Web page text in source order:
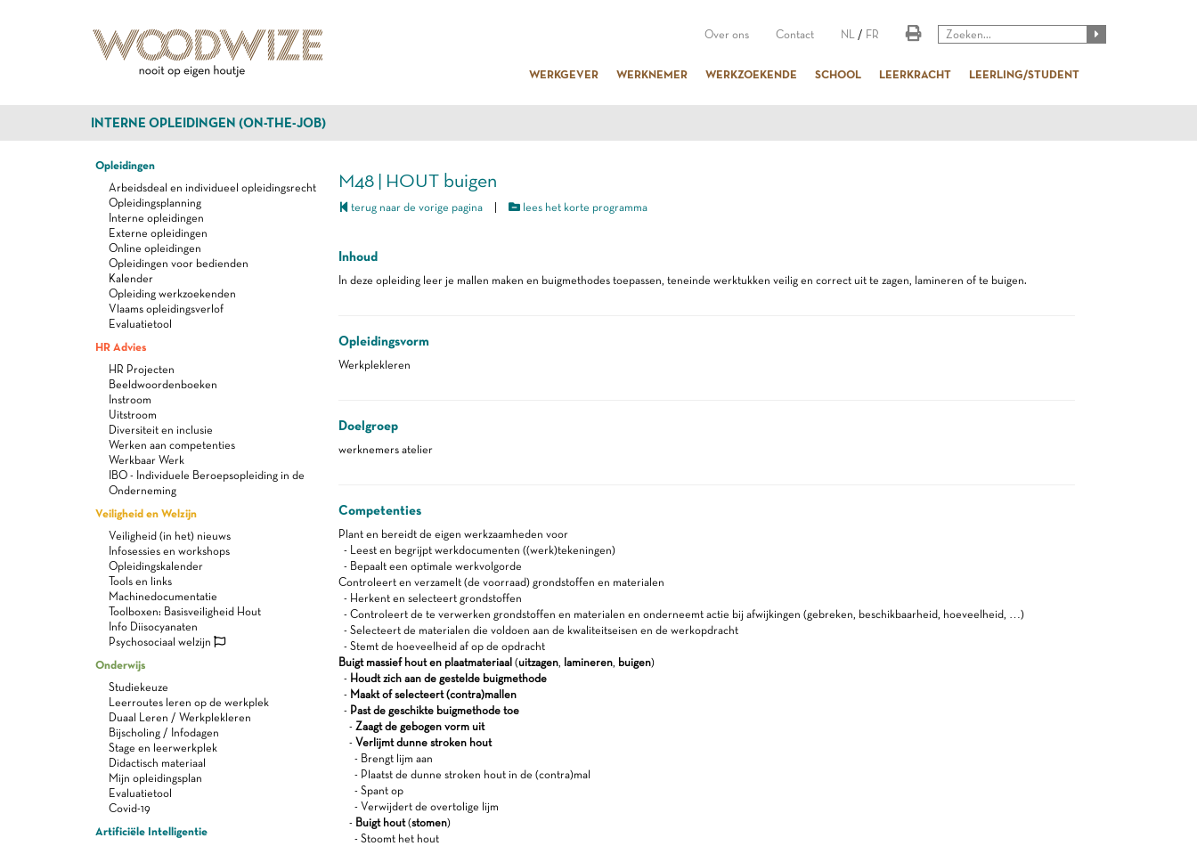
Over ons Contact NL / FR
WERKGEVER WERKNEMER WERKZOEKENDE SCHOOL LEERKRACHT LEERLING/STUDENT
INTERNE OPLEIDINGEN (ON-THE-JOB)
Opleidingen
Arbeidsdeal en individueel opleidingsrecht
Opleidingsplanning
Interne opleidingen
Externe opleidingen
Online opleidingen
Opleidingen voor bedienden
Kalender
Opleiding werkzoekenden
Vlaams opleidingsverlof
Evaluatietool
HR Advies
HR Projecten
Beeldwoordenboeken
Instroom
Uitstroom
Diversiteit en inclusie
Werken aan competenties
Werkbaar Werk
IBO - Individuele Beroepsopleiding in de
Onderneming
Veiligheid en Welzijn
Veiligheid (in het) nieuws
Infosessies en workshops
Opleidingskalender
Tools en links
Machinedocumentatie
Toolboxen: Basisveiligheid Hout
Info Diisocyanaten
Psychosociaal welzijn
Onderwijs
Studiekeuze
Leerroutes leren op de werkplek
Duaal Leren / Werkplekleren
Bijscholing / Infodagen
Stage en leerwerkplek
Didactisch materiaal
Mijn opleidingsplan
Evaluatietool
Covid-19
Artificiële Intelligentie
M48 | HOUT buigen
terug naar de vorige pagina| lees het korte programma
Inhoud
In deze opleiding leer je mallen maken en buigmethodes toepassen, teneinde werktukken veilig en correct uit te zagen, lamineren of te buigen.
Opleidingsvorm
Werkplekleren
Doelgroep
werknemers atelier
Competenties
Plant en bereidt de eigen werkzaamheden voor
- Leest en begrijpt werkdocumenten ((werk)tekeningen)
- Bepaalt een optimale werkvolgorde
Controleert en verzamelt (de voorraad) grondstoffen en materialen
- Herkent en selecteert grondstoffen
- Controleert de te verwerken grondstoffen en materialen en onderneemt actie bij afwijkingen (gebreken, beschikbaarheid, hoeveelheid, …)
- Selecteert de materialen die voldoen aan de kwaliteitseisen en de werkopdracht
- Stemt de hoeveelheid af op de opdracht
Buigt massief hout en plaatmateriaal (uitzagen, lamineren, buigen)
- Houdt zich aan de gestelde buigmethode
- Maakt of selecteert (contra)mallen
- Past de geschikte buigmethode toe
- Zaagt de gebogen vorm uit
- Verlijmt dunne stroken hout
- Brengt lijm aan
- Plaatst de dunne stroken hout in de (contra)mal
- Spant op
- Verwijdert de overtolige lijm
- Buigt hout(stomen)
- Stoomt het hout